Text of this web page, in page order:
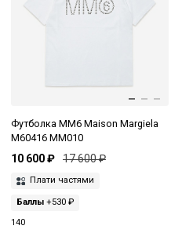
Футболка MM6 Maison Margiela
M60416 MM010
10 600 ₽ 17 600 ₽
Плати частями
Баллы +530 ₽
140